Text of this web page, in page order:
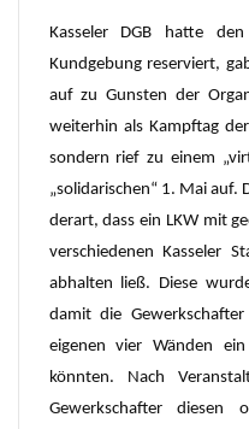
Kasseler DGB hatte
Kundgebung reserviert,
auf zu Gunsten der
weiterhin als Kampftag
sondern rief zu einem
„solidarischen“ 1. Mai auf.
derart, dass ein LKW mit
verschiedenen Kasseler
abhalten ließ. Diese
damit die
eigenen vier Wänden
könnten. Nach
Gewerkschafter diesen